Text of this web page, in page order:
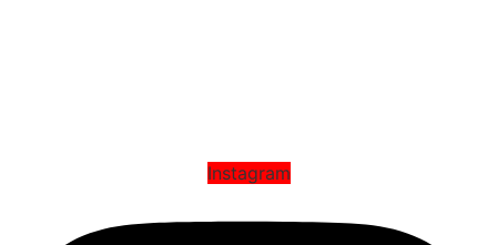
Instagram